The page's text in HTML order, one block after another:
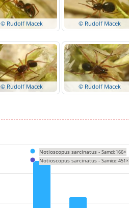
© Rudolf Macek © Rudolf Macek
© Rudolf Macek © Rudolf Macek
Notioscopus sarcinatus - Samci: 166×
Notioscopus sarcinatus - Samice: 451×